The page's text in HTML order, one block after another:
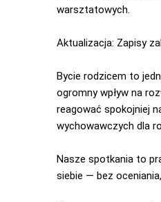
warsztatowych.
Aktualizacja: Zapisy
Bycie rodzicem to
ogromny wpływ na
reagować spokojniej
wychowawczych dla
Nasze spotkania to
siebie — bez